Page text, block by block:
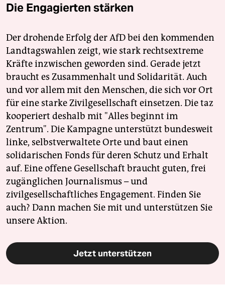
Die Engagierten stärken
Der drohende Erfolg der AfD bei den kommenden
Landtagswahlen zeigt, wie stark rechtsextreme
Kräfte inzwischen geworden sind. Gerade jetzt
braucht es Zusammenhalt und Solidarität. Auch
und vor allem mit den Menschen, die sich vor Ort
für eine starke Zivilgesellschaft einsetzen. Die taz
kooperiert deshalb mit "Alles beginnt im
Zentrum". Die Kampagne unterstützt bundesweit
linke, selbstverwaltete Orte und baut einen
solidarischen Fonds für deren Schutz und Erhalt
auf. Eine offene Gesellschaft braucht guten, frei
zugänglichen Journalismus – und
zivilgesellschaftliches Engagement. Finden Sie
auch? Dann machen Sie mit und unterstützen Sie
unsere Aktion.
Jetzt unterstützen